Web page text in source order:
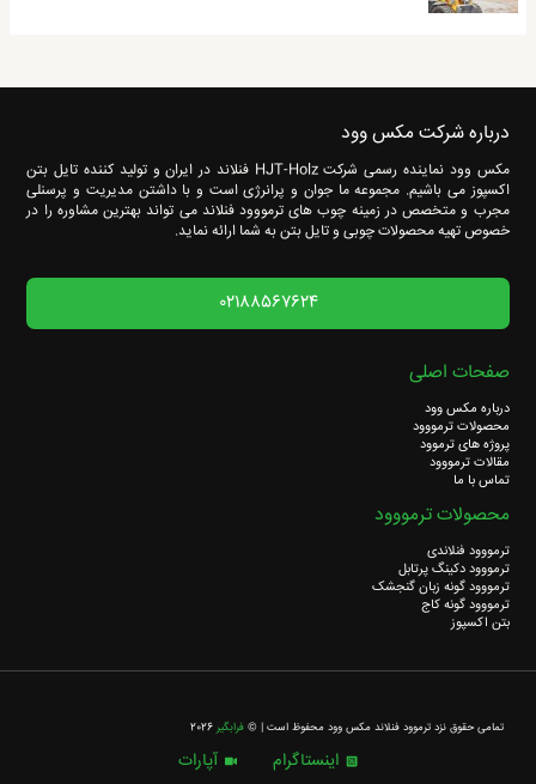
درباره شرکت مکس وود
مکس وود نماینده رسمی شرکت HJT-Holz فنلاند در ایران و تولید کننده تایل بتن
اکسپوز می باشیم. مجموعه ما جوان و پرانرژی است و با داشتن مدیریت و پرسنلی
مجرب و متخصص در زمینه چوب های ترمووود فنلاند می تواند بهترین مشاوره را در
خصوص تهیه محصولات چوبی و تایل بتن به شما ارائه نماید.
02188567624
صفحات اصلی
درباره مکس وود
محصولات ترمووود
پروژه های ترموود
مقالات ترمووود
تماس با ما
محصولات ترمووود
ترمووود فنلاندی
ترمووود دکینگ پرتابل
ترمووود گونه زبان گنجشک
ترمووود گونه کاج
بتن اکسپوز
تمامی حقوق نزد ترموود فنلاند مکس وود محفوظ است | © فرابگیر
اینستاگرام آپارات